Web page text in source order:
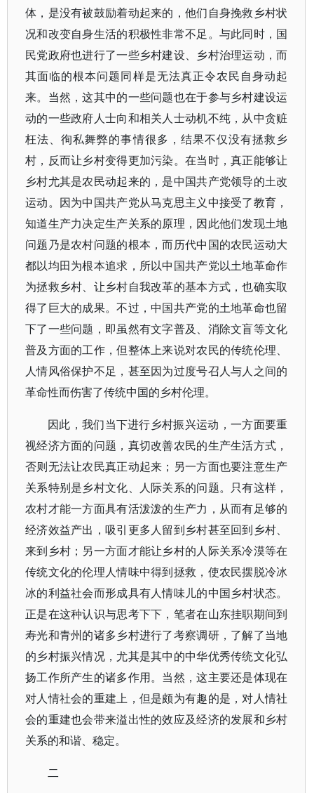
体，是没有被鼓励着动起来的，他们自身挽救乡村状
况和改变自身生活的积极性非常不足。与此同时，国
民党政府也进行了一些乡村建设、乡村治理运动，而
其面临的根本问题同样是无法真正令农民自身动起
来。当然，这其中的一些问题也在于参与乡村建设运
动的一些政府人士向和相关人士动机不纯，从中贪赃
枉法、徇私舞弊的事情很多，结果不仅没有拯救乡
村，反而让乡村变得更加污染。在当时，真正能够让
乡村尤其是农民动起来的，是中国共产党领导的土改
运动。因为中国共产党从马克思主义中接受了教育，
知道生产力决定生产关系的原理，因此他们发现土地
问题乃是农村问题的根本，而历代中国的农民运动大
都以均田为根本追求，所以中国共产党以土地革命作
为拯救乡村、让乡村自我改革的基本方式，也确实取
得了巨大的成果。不过，中国共产党的土地革命也留
下了一些问题，即虽然有文字普及、消除文盲等文化
普及方面的工作，但整体上来说对农民的传统伦理、
人情风俗保护不足，甚至因为过度号召人与人之间的
革命性而伤害了传统中国的乡村伦理。
因此，我们当下进行乡村振兴运动，一方面要重
视经济方面的问题，真切改善农民的生产生活方式，
否则无法让农民真正动起来；另一方面也要注意生产
关系特别是乡村文化、人际关系的问题。只有这样，
农村才能一方面具有活泼泼的生产力，从而有足够的
经济效益产出，吸引更多人留到乡村甚至回到乡村、
来到乡村；另一方面才能让乡村的人际关系冷漠等在
传统文化的伦理人情味中得到拯救，使农民摆脱冷冰
冰的利益社会而形成具有人情味儿的中国乡村状态。
正是在这种认识与思考下下，笔者在山东挂职期间到
寿光和青州的诸多乡村进行了考察调研，了解了当地
的乡村振兴情况，尤其是其中的中华优秀传统文化弘
扬工作所产生的诸多作用。当然，这主要还是体现在
对人情社会的重建上，但是颇为有趣的是，对人情社
会的重建也会带来溢出性的效应及经济的发展和乡村
关系的和谐、稳定。
二